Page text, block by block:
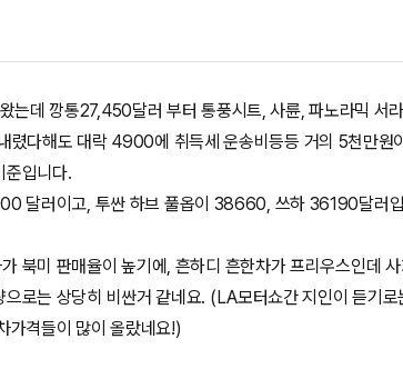
는데 깡통27,450달러 부터 통풍시트, 사륜, 파노라믹 서
렸다해도 대락 4900에 취득세 운송비등등 거의 5천만원
준입니다.
달러이고, 투싼 하브 풀옵이 38660, 쓰하 36190달러
북미 판매율이 높기에, 흔하디 흔한차가 프리우스인데
으로는 상당히 비싼거 같네요. (LA모터쇼간 지인이 듣기
가격들이 많이 올랐네요!)